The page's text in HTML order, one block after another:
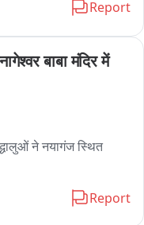
Report
बाबा मंदिर में
ने नयागंज स्थित
Report